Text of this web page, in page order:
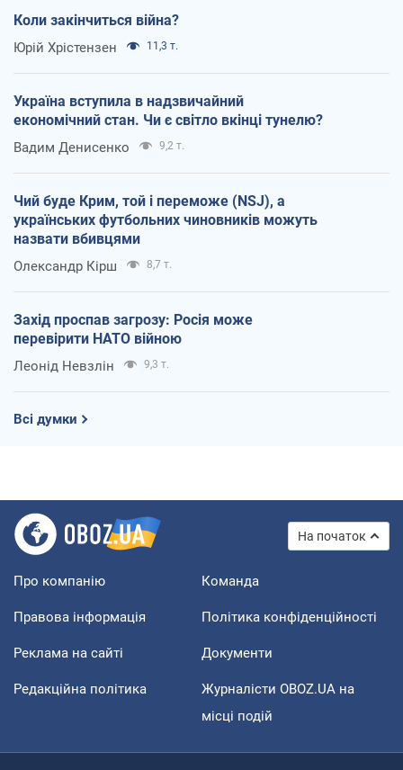
Коли закінчиться війна?
Юрій Хрістензен 11,3 т.
Україна вступила в надзвичайний
економічний стан. Чи є світло вкінці тунелю?
Вадим Денисенко 9,2 т.
Чий буде Крим, той і переможе (NSJ), а
українських футбольних чиновників можуть
назвати вбивцями
Олександр Кірш 8,7 т.
Захід проспав загрозу: Росія може
перевірити НАТО війною
Леонід Невзлін 9,3 т.
Всі думки
На початок
Про компанію Команда
Правова інформація Політика конфіденційності
Реклама на сайті Документи
Редакційна політика
Журналісти OBOZ.UA на
місці подій